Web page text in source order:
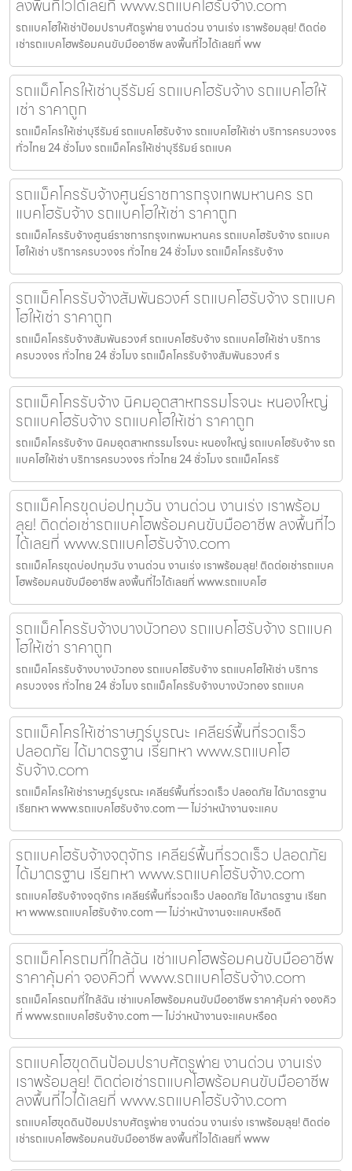
ลงพื้นที่ไวได้เลยที่ www.รถแบคโฮรับจ้าง.com
รถแบคโฮให้เช่าป้อมปราบศัตรูพ่าย งานด่วน งานเร่ง เราพร้อมลุย! ติดต่อ
เช่ารถแบคโฮพร้อมคนขับมืออาชีพ ลงพื้นที่ไวได้เลยที่ ww
รถแม็คโครให้เช่าบุรีรัมย์ รถแบคโฮรับจ้าง รถแบคโฮให้
เช่า ราคาถูก
รถแม็คโครให้เช่าบุรีรัมย์ รถแบคโฮรับจ้าง รถแบคโฮให้เช่า บริการครบวงจร
ทั่วไทย 24 ชั่วโมง รถแม็คโครให้เช่าบุรีรัมย์ รถแบค
รถแม็คโครรับจ้างศูนย์ราชการกรุงเทพมหานคร รถ
แบคโฮรับจ้าง รถแบคโฮให้เช่า ราคาถูก
รถแม็คโครรับจ้างศูนย์ราชการกรุงเทพมหานคร รถแบคโฮรับจ้าง รถแบค
โฮให้เช่า บริการครบวงจร ทั่วไทย 24 ชั่วโมง รถแม็คโครรับจ้าง
รถแม็คโครรับจ้างสัมพันธวงศ์ รถแบคโฮรับจ้าง รถแบค
โฮให้เช่า ราคาถูก
รถแม็คโครรับจ้างสัมพันธวงศ์ รถแบคโฮรับจ้าง รถแบคโฮให้เช่า บริการ
ครบวงจร ทั่วไทย 24 ชั่วโมง รถแม็คโครรับจ้างสัมพันธวงศ์ ร
รถแม็คโครรับจ้าง นิคมอุตสาหกรรมโรจนะ หนองใหญ่
รถแบคโฮรับจ้าง รถแบคโฮให้เช่า ราคาถูก
รถแม็คโครรับจ้าง นิคมอุตสาหกรรมโรจนะ หนองใหญ่ รถแบคโฮรับจ้าง รถ
แบคโฮให้เช่า บริการครบวงจร ทั่วไทย 24 ชั่วโมง รถแม็คโครรั
รถแม็คโครขุดบ่อปทุมวัน งานด่วน งานเร่ง เราพร้อม
ลุย! ติดต่อเช่ารถแบคโฮพร้อมคนขับมืออาชีพ ลงพื้นที่ไว
ได้เลยที่ www.รถแบคโฮรับจ้าง.com
รถแม็คโครขุดบ่อปทุมวัน งานด่วน งานเร่ง เราพร้อมลุย! ติดต่อเช่ารถแบค
โฮพร้อมคนขับมืออาชีพ ลงพื้นที่ไวได้เลยที่ www.รถแบคโฮ
รถแม็คโครรับจ้างบางบัวทอง รถแบคโฮรับจ้าง รถแบค
โฮให้เช่า ราคาถูก
รถแม็คโครรับจ้างบางบัวทอง รถแบคโฮรับจ้าง รถแบคโฮให้เช่า บริการ
ครบวงจร ทั่วไทย 24 ชั่วโมง รถแม็คโครรับจ้างบางบัวทอง รถแบค
รถแม็คโครให้เช่าราษฎร์บูรณะ เคลียร์พื้นที่รวดเร็ว
ปลอดภัย ได้มาตรฐาน เรียกหา www.รถแบคโฮ
รับจ้าง.com
รถแม็คโครให้เช่าราษฎร์บูรณะ เคลียร์พื้นที่รวดเร็ว ปลอดภัย ได้มาตรฐาน
เรียกหา www.รถแบคโฮรับจ้าง.com — ไม่ว่าหน้างานจะแคบ
รถแบคโฮรับจ้างจตุจักร เคลียร์พื้นที่รวดเร็ว ปลอดภัย
ได้มาตรฐาน เรียกหา www.รถแบคโฮรับจ้าง.com
รถแบคโฮรับจ้างจตุจักร เคลียร์พื้นที่รวดเร็ว ปลอดภัย ได้มาตรฐาน เรียก
หา www.รถแบคโฮรับจ้าง.com — ไม่ว่าหน้างานจะแคบหรือดิ
รถแม็คโครถมที่ใกล้ฉัน เช่าแบคโฮพร้อมคนขับมืออาชีพ
ราคาคุ้มค่า จองคิวที่ www.รถแบคโฮรับจ้าง.com
รถแม็คโครถมที่ใกล้ฉัน เช่าแบคโฮพร้อมคนขับมืออาชีพ ราคาคุ้มค่า จองคิว
ที่ www.รถแบคโฮรับจ้าง.com — ไม่ว่าหน้างานจะแคบหรือด
รถแบคโฮขุดดินป้อมปราบศัตรูพ่าย งานด่วน งานเร่ง
เราพร้อมลุย! ติดต่อเช่ารถแบคโฮพร้อมคนขับมืออาชีพ
ลงพื้นที่ไวได้เลยที่ www.รถแบคโฮรับจ้าง.com
รถแบคโฮขุดดินป้อมปราบศัตรูพ่าย งานด่วน งานเร่ง เราพร้อมลุย! ติดต่อ
เช่ารถแบคโฮพร้อมคนขับมืออาชีพ ลงพื้นที่ไวได้เลยที่ www